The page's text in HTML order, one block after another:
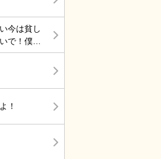
分の気持
今は貧し
で！僕医
！